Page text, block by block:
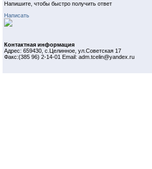
Напишите, чтобы быстро получить ответ
Написать
Контактная информация
Адрес: 659430, с.Целинное, ул.Советская 17
Факс:(385 96) 2-14-01 Email: adm.tcelin@yandex.ru